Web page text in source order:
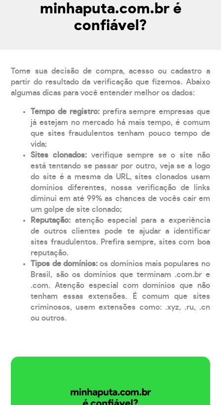
minhaputa.com.br é
confiável?
Tome sua decisão de compra, acesso ou cadastro a
partir do resultado da verificação que fizemos. Abaixo
algumas dicas para você entender melhor os dados:
Tempo de registro: prefira sempre empresas que
já estejam no mercado há mais tempo, é comum
que sites fraudulentos tenham pouco tempo de
vida;
Sites clonados: verifique sempre se o site não
está tentando se passar por outro, veja se a logo
do site é a mesma da URL, sites clonados usam
domínios diferentes, nossa verificação de links
diminui em até 99% as chances de vocês cair em
um golpe de site clonado;
Reputação: atenção especial para a experiência
de outros clientes pode te ajudar a identificar
sites fraudulentos. Prefira sempre, sites com boa
reputação.
Tipos de domínios:os domínios mais populares no
Brasil, são os domínios que terminam .com.br e
.com. Atenção especial com domínios que não
tenham essas extensões. É comum que sites
criminosos, usem extensões como: .xyz, .ru, .cn
ou outros.